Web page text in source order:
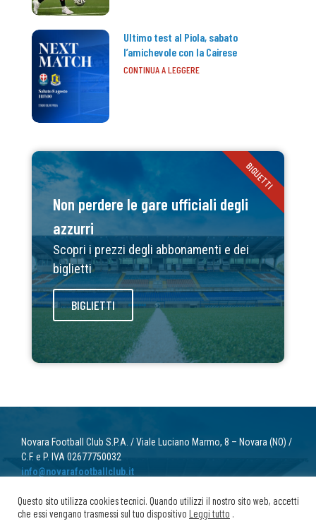
Ultimo test al Piola, sabato
l’amichevole con la Cairese
CONTINUA A LEGGERE
Non perdere le gare ufficiali degli
azzurri
Scopri i prezzi degli abbonamenti e dei
biglietti
BIGLIETTI
BIGLIETTI
Novara Football Club S.P.A. / Viale Luciano Marmo, 8 – Novara (NO) /
C.F. e P. IVA 02677750032
info@novarafootballclub.it
© 2022 Novara Football Club. Tutti i diritti riservati.
Privacy/ Cookie
Questo sito utilizza cookies tecnici. Quando utilizzi il nostro sito web, accetti
che essi vengano trasmessi sul tuo dispositivo Leggi tutto .